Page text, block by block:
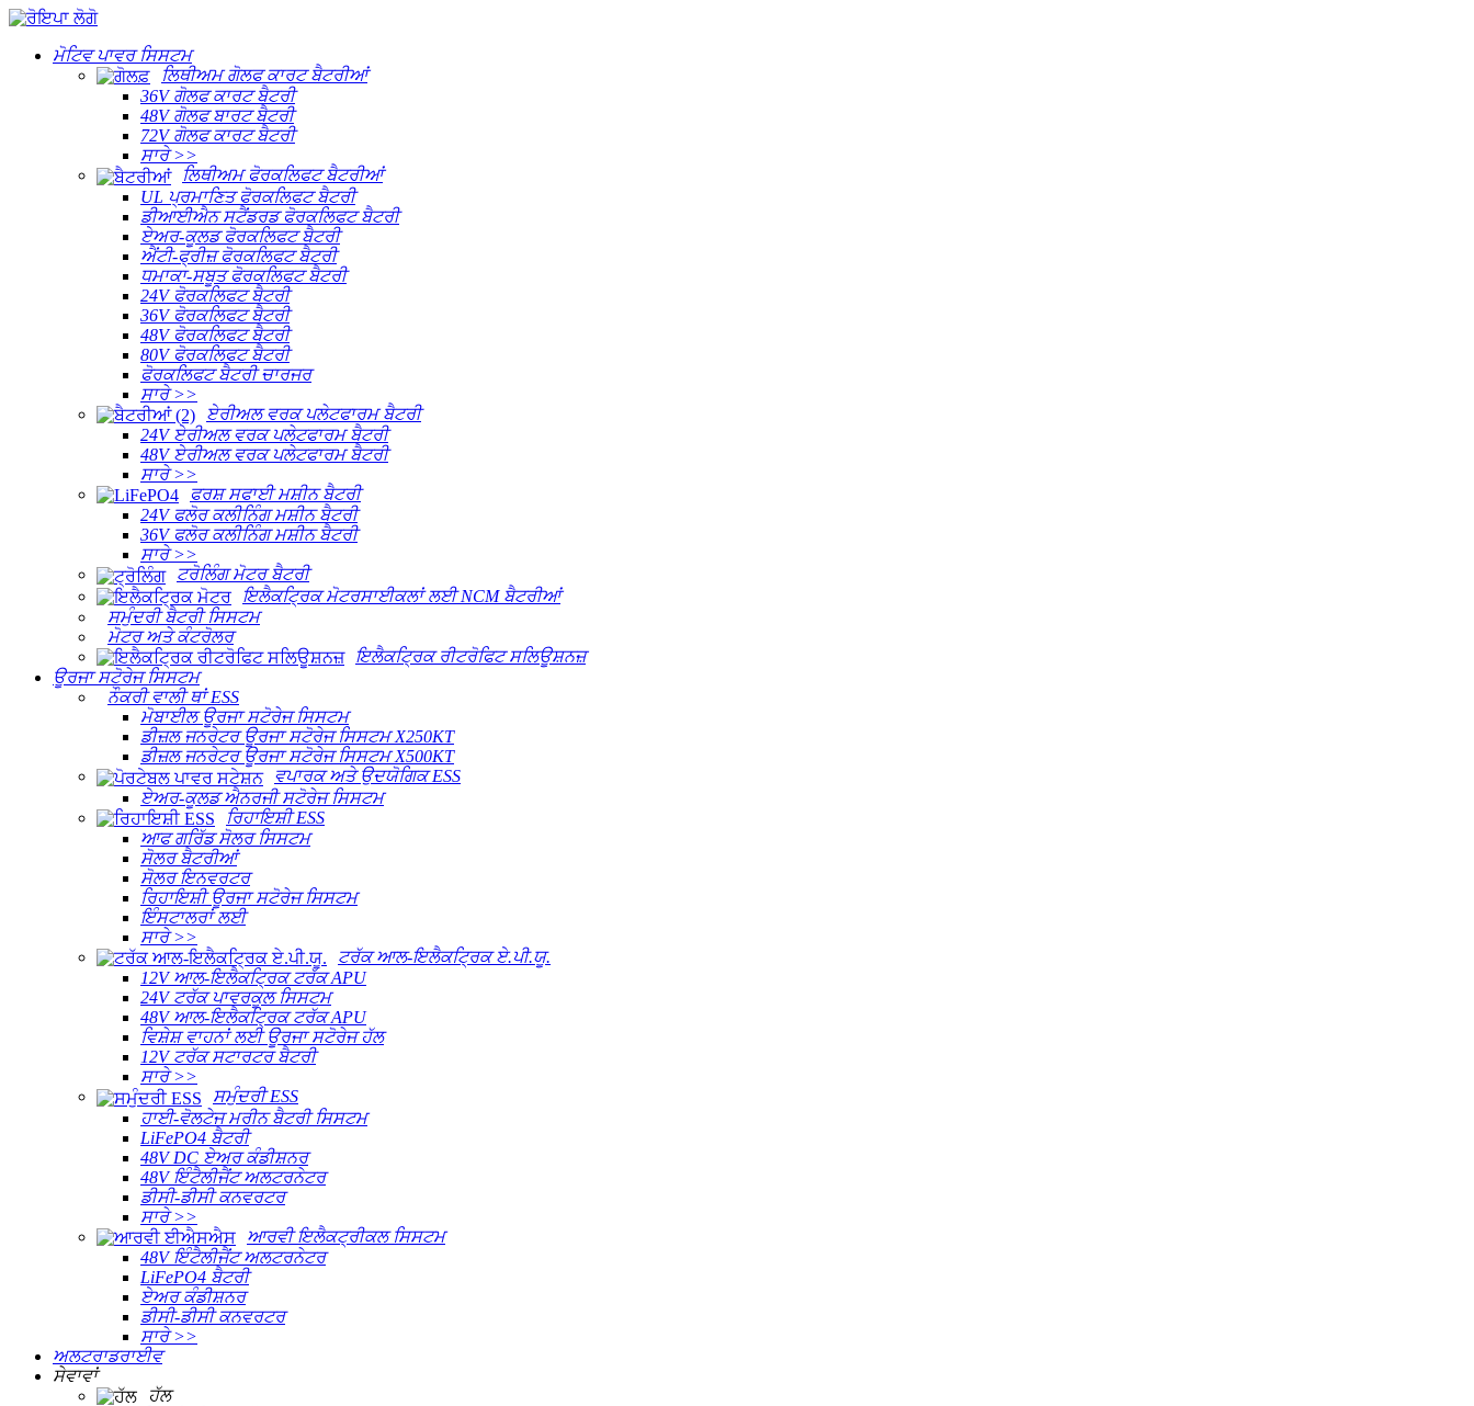
ਮੋਟਿਵ ਪਾਵਰ ਸਿਸਟਮ
ਲਿਥੀਅਮ ਗੋਲਫ ਕਾਰਟ ਬੈਟਰੀਆਂ
36V ਗੋਲਫ ਕਾਰਟ ਬੈਟਰੀ
48V ਗੋਲਫ ਬਾਰਟ ਬੈਟਰੀ
72V ਗੋਲਫ ਕਾਰਟ ਬੈਟਰੀ
ਸਾਰੇ >>
ਲਿਥੀਅਮ ਫੋਰਕਲਿਫਟ ਬੈਟਰੀਆਂ
UL ਪ੍ਰਮਾਣਿਤ ਫੋਰਕਲਿਫਟ ਬੈਟਰੀ
ਡੀਆਈਐਨ ਸਟੈਂਡਰਡ ਫੋਰਕਲਿਫਟ ਬੈਟਰੀ
ਏਅਰ-ਕੂਲਡ ਫੋਰਕਲਿਫਟ ਬੈਟਰੀ
ਐਂਟੀ-ਫ੍ਰੀਜ਼ ਫੋਰਕਲਿਫਟ ਬੈਟਰੀ
ਧਮਾਕਾ-ਸਬੂਤ ਫੋਰਕਲਿਫਟ ਬੈਟਰੀ
24V ਫੋਰਕਲਿਫਟ ਬੈਟਰੀ
36V ਫੋਰਕਲਿਫਟ ਬੈਟਰੀ
48V ਫੋਰਕਲਿਫਟ ਬੈਟਰੀ
80V ਫੋਰਕਲਿਫਟ ਬੈਟਰੀ
ਫੋਰਕਲਿਫਟ ਬੈਟਰੀ ਚਾਰਜਰ
ਸਾਰੇ >>
ਏਰੀਅਲ ਵਰਕ ਪਲੇਟਫਾਰਮ ਬੈਟਰੀ
24V ਏਰੀਅਲ ਵਰਕ ਪਲੇਟਫਾਰਮ ਬੈਟਰੀ
48V ਏਰੀਅਲ ਵਰਕ ਪਲੇਟਫਾਰਮ ਬੈਟਰੀ
ਸਾਰੇ >>
ਫਰਸ਼ ਸਫਾਈ ਮਸ਼ੀਨ ਬੈਟਰੀ
24V ਫਲੋਰ ਕਲੀਨਿੰਗ ਮਸ਼ੀਨ ਬੈਟਰੀ
36V ਫਲੋਰ ਕਲੀਨਿੰਗ ਮਸ਼ੀਨ ਬੈਟਰੀ
ਸਾਰੇ >>
ਟਰੋਲਿੰਗ ਮੋਟਰ ਬੈਟਰੀ
ਇਲੈਕਟ੍ਰਿਕ ਮੋਟਰਸਾਈਕਲਾਂ ਲਈ NCM ਬੈਟਰੀਆਂ
ਸਮੁੰਦਰੀ ਬੈਟਰੀ ਸਿਸਟਮ
ਮੋਟਰ ਅਤੇ ਕੰਟਰੋਲਰ
ਇਲੈਕਟ੍ਰਿਕ ਰੀਟਰੋਫਿਟ ਸਲਿਊਸ਼ਨਜ਼
ਊਰਜਾ ਸਟੋਰੇਜ ਸਿਸਟਮ
ਨੌਕਰੀ ਵਾਲੀ ਥਾਂ ESS
ਮੋਬਾਈਲ ਊਰਜਾ ਸਟੋਰੇਜ ਸਿਸਟਮ
ਡੀਜ਼ਲ ਜਨਰੇਟਰ ਊਰਜਾ ਸਟੋਰੇਜ ਸਿਸਟਮ X250KT
ਡੀਜ਼ਲ ਜਨਰੇਟਰ ਊਰਜਾ ਸਟੋਰੇਜ ਸਿਸਟਮ X500KT
ਵਪਾਰਕ ਅਤੇ ਉਦਯੋਗਿਕ ESS
ਏਅਰ-ਕੂਲਡ ਐਨਰਜੀ ਸਟੋਰੇਜ ਸਿਸਟਮ
ਰਿਹਾਇਸ਼ੀ ESS
ਆਫ ਗਰਿੱਡ ਸੋਲਰ ਸਿਸਟਮ
ਸੋਲਰ ਬੈਟਰੀਆਂ
ਸੋਲਰ ਇਨਵਰਟਰ
ਰਿਹਾਇਸ਼ੀ ਊਰਜਾ ਸਟੋਰੇਜ ਸਿਸਟਮ
ਇੰਸਟਾਲਰਾਂ ਲਈ
ਸਾਰੇ >>
ਟਰੱਕ ਆਲ-ਇਲੈਕਟ੍ਰਿਕ ਏ.ਪੀ.ਯੂ.
12V ਆਲ-ਇਲੈਕਟ੍ਰਿਕ ਟਰੱਕ APU
24V ਟਰੱਕ ਪਾਵਰਕੂਲ ਸਿਸਟਮ
48V ਆਲ-ਇਲੈਕਟ੍ਰਿਕ ਟਰੱਕ APU
ਵਿਸ਼ੇਸ਼ ਵਾਹਨਾਂ ਲਈ ਊਰਜਾ ਸਟੋਰੇਜ ਹੱਲ
12V ਟਰੱਕ ਸਟਾਰਟਰ ਬੈਟਰੀ
ਸਾਰੇ >>
ਸਮੁੰਦਰੀ ESS
ਹਾਈ-ਵੋਲਟੇਜ ਮਰੀਨ ਬੈਟਰੀ ਸਿਸਟਮ
LiFePO4 ਬੈਟਰੀ
48V DC ਏਅਰ ਕੰਡੀਸ਼ਨਰ
48V ਇੰਟੈਲੀਜੈਂਟ ਅਲਟਰਨੇਟਰ
ਡੀਸੀ-ਡੀਸੀ ਕਨਵਰਟਰ
ਸਾਰੇ >>
ਆਰਵੀ ਇਲੈਕਟ੍ਰੀਕਲ ਸਿਸਟਮ
48V ਇੰਟੈਲੀਜੈਂਟ ਅਲਟਰਨੇਟਰ
LiFePO4 ਬੈਟਰੀ
ਏਅਰ ਕੰਡੀਸ਼ਨਰ
ਡੀਸੀ-ਡੀਸੀ ਕਨਵਰਟਰ
ਸਾਰੇ >>
ਅਲਟਰਾਡਰਾਈਵ
ਸੇਵਾਵਾਂ
ਹੱਲ